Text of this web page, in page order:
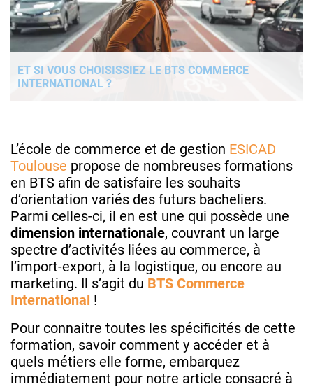
ET SI VOUS CHOISISSIEZ LE BTS COMMERCE
INTERNATIONAL ?
L’école de commerce et de gestion ESICAD
Toulouse propose de nombreuses formations
en BTS afin de satisfaire les souhaits
d’orientation variés des futurs bacheliers.
Parmi celles-ci, il en est une qui possède une
dimension internationale, couvrant un large
spectre d’activités liées au commerce, à
l’import-export, à la logistique, ou encore au
marketing. Il s’agit du BTS Commerce
International !
Pour connaitre toutes les spécificités de cette
formation, savoir comment y accéder et à
quels métiers elle forme, embarquez
immédiatement pour notre article consacré à